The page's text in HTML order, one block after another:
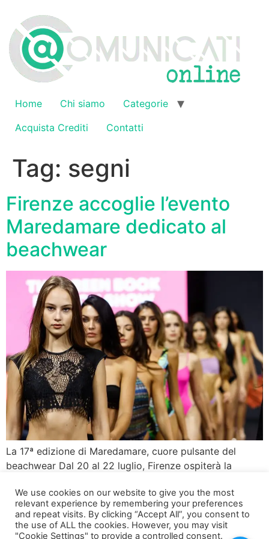
contenuto
Home Chi siamo
Categorie
Acquista Crediti
Contatti
Tag: segni
Firenze accoglie l’evento
Maredamare dedicato al
beachwear
La 17ª edizione di Maredamare, cuore pulsante del
beachwear Dal 20 al 22 luglio, Firenze ospiterà la
internazionale dedicato al beachwear e al resortwear.
Questo evento annuale è diventato un punto di
riferimento imprescindibile per i buyer di tutto il mondo,
We use cookies on our website to give you the most
relevant experience by remembering your preferences
and repeat visits. By clicking “Accept All”, you consent to
the use of ALL the cookies. However, you may visit
"Cookie Settings" to provide a controlled consent.